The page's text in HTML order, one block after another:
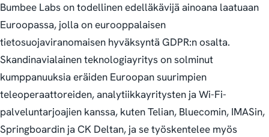
Bumbee Labs on todellinen edelläkävijä ainoana laatuaan
Euroopassa, jolla on eurooppalaisen
tietosuojaviranomaisen hyväksyntä GDPR:n osalta.
Skandinavialainen teknologiayritys on solminut
kumppanuuksia eräiden Euroopan suurimpien
teleoperaattoreiden, analytiikkayritysten ja Wi-Fi-
palveluntarjoajien kanssa, kuten Telian, Bluecomin, IMASin,
Springboardin ja CK Deltan, ja se työskentelee myös